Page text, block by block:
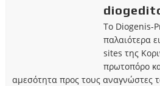
Το Diogenis-
παλαιότερα
sites της
πρωτοπόρο
αμεσότητα προς τους αναγνώστες